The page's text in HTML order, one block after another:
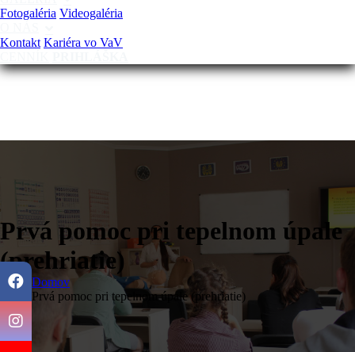
Fotogaléria Videogaléria
Kontakt Kariéra vo VaV
Prvá pomoc pri tepelnom úpale
(prehriatie)
Domov
Prvá pomoc pri tepelnom úpale (prehriatie)